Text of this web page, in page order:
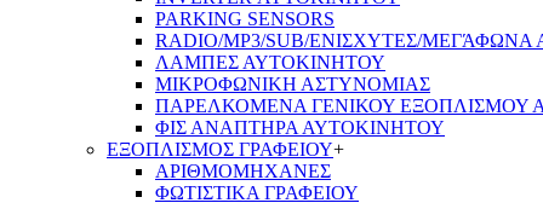
PARKING SENSORS
RADIO/MP3/SUB/ΕΝΙΣΧΥΤΕΣ/
ΛΑΜΠΕΣ ΑΥΤΟΚΙΝΗΤΟΥ
ΜΙΚΡΟΦΩΝΙΚΗ ΑΣΤΥΝΟΜΙΑΣ
ΠΑΡΕΛΚΟΜΕΝΑ ΓΕΝΙΚΟΥ ΕΞΟΠΛΙΣΜΟΥ
ΦΙΣ ΑΝΑΠΤΗΡΑ ΑΥΤΟΚΙΝΗΤΟΥ
ΕΞΟΠΛΙΣΜΟΣ ΓΡΑΦΕΙΟΥ+
ΑΡΙΘΜΟΜΗΧΑΝΕΣ
ΦΩΤΙΣΤΙΚΑ ΓΡΑΦΕΙΟΥ